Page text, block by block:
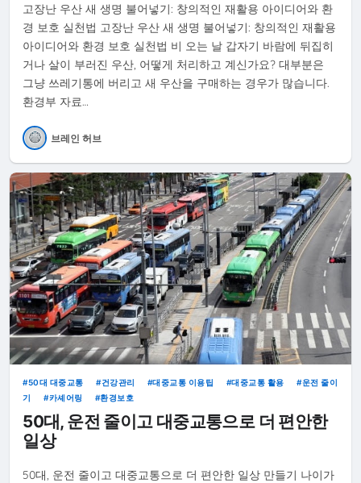
고장난 우산 새 생명 불어넣기: 창의적인 재활용 아이디어와 환
경 보호 실천법 고장난 우산 새 생명 불어넣기: 창의적인 재활용
아이디어와 환경 보호 실천법 비 오는 날 갑자기 바람에 뒤집히
거나 살이 부러진 우산, 어떻게 처리하고 계신가요? 대부분은
그냥 쓰레기통에 버리고 새 우산을 구매하는 경우가 많습니다.
환경부 자료…
브레인 허브
50대 대중교통 건강관리 대중교통 이용팁 대중교통 활용
운전 줄이
기
카셰어링 환경보호
50대, 운전 줄이고 대중교통으로 더 편안한
일상
50대, 운전 줄이고 대중교통으로 더 편안한 일상 만들기 나이가